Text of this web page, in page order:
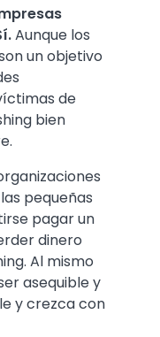
Aunque los
un objetivo
de
bien
pequeñas
pagar un
dinero
Al mismo
asequible y
y crezca con